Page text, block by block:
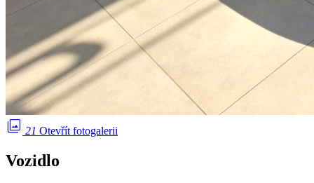
photo_library 21 Otevřít fotogalerii
Vozidlo